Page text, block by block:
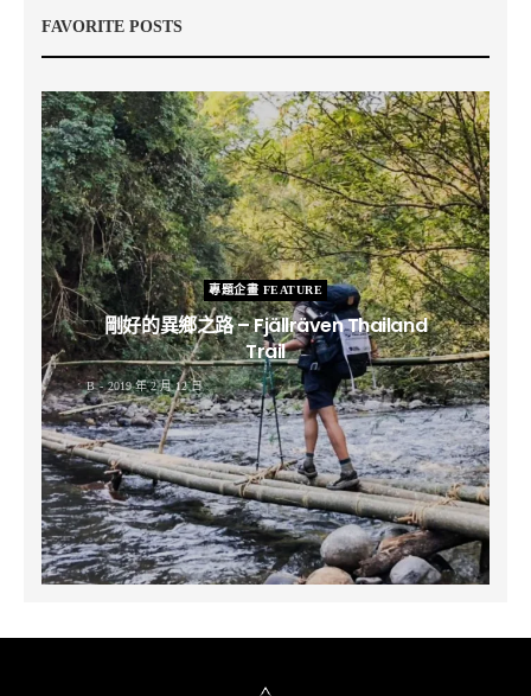
FAVORITE POSTS
專題企畫 FEATURE
剛好的異鄉之路 – Fjällräven Thailand
Trail
B 2019 年 2 月 12 日